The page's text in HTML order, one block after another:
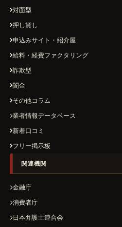
対面型
押し貸し
申込みサイト・紹介屋
給料・経費ファクタリング
詐欺型
闇金
その他コラム
業者情報データベース
新着口コミ
フリー掲示板
関連機関
金融庁
消費者庁
日本弁護士連合会